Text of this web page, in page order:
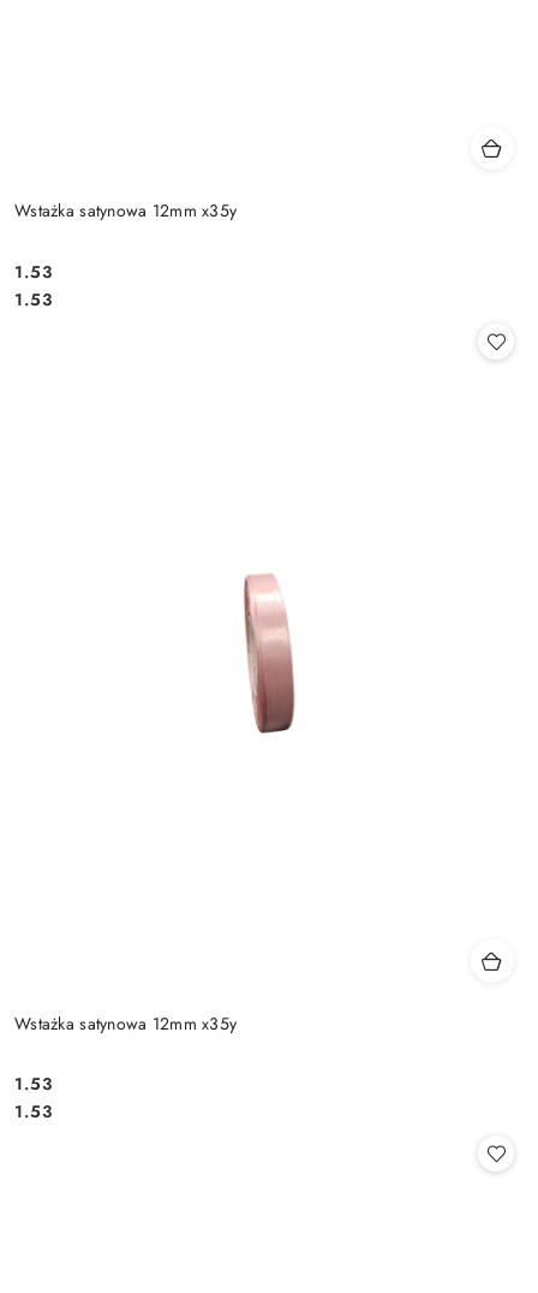
Wstażka satynowa 12mm x35y
Cena:
1.53
Cena:
1.53
Wstażka satynowa 12mm x35y
Cena:
1.53
Cena:
1.53